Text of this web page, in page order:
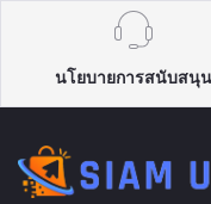
นโยบายการสนับสนุน